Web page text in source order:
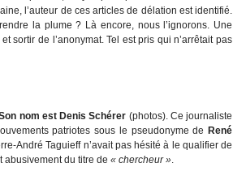
l’auteur de ces articles de délation est identifié.
la plume ? Là encore, nous l’ignorons. Une
sortir de l’anonymat. Tel est pris qui n’arrêtait pas
nom est Denis Schérer (photos). Ce journaliste
patriotes sous le pseudonyme de René
André Taguieff n’avait pas hésité à le qualifier de
abusivement du titre de « chercheur ».